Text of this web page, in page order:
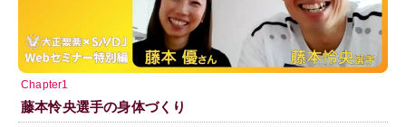
Chapter1
藤本怜央選手の身体づくり